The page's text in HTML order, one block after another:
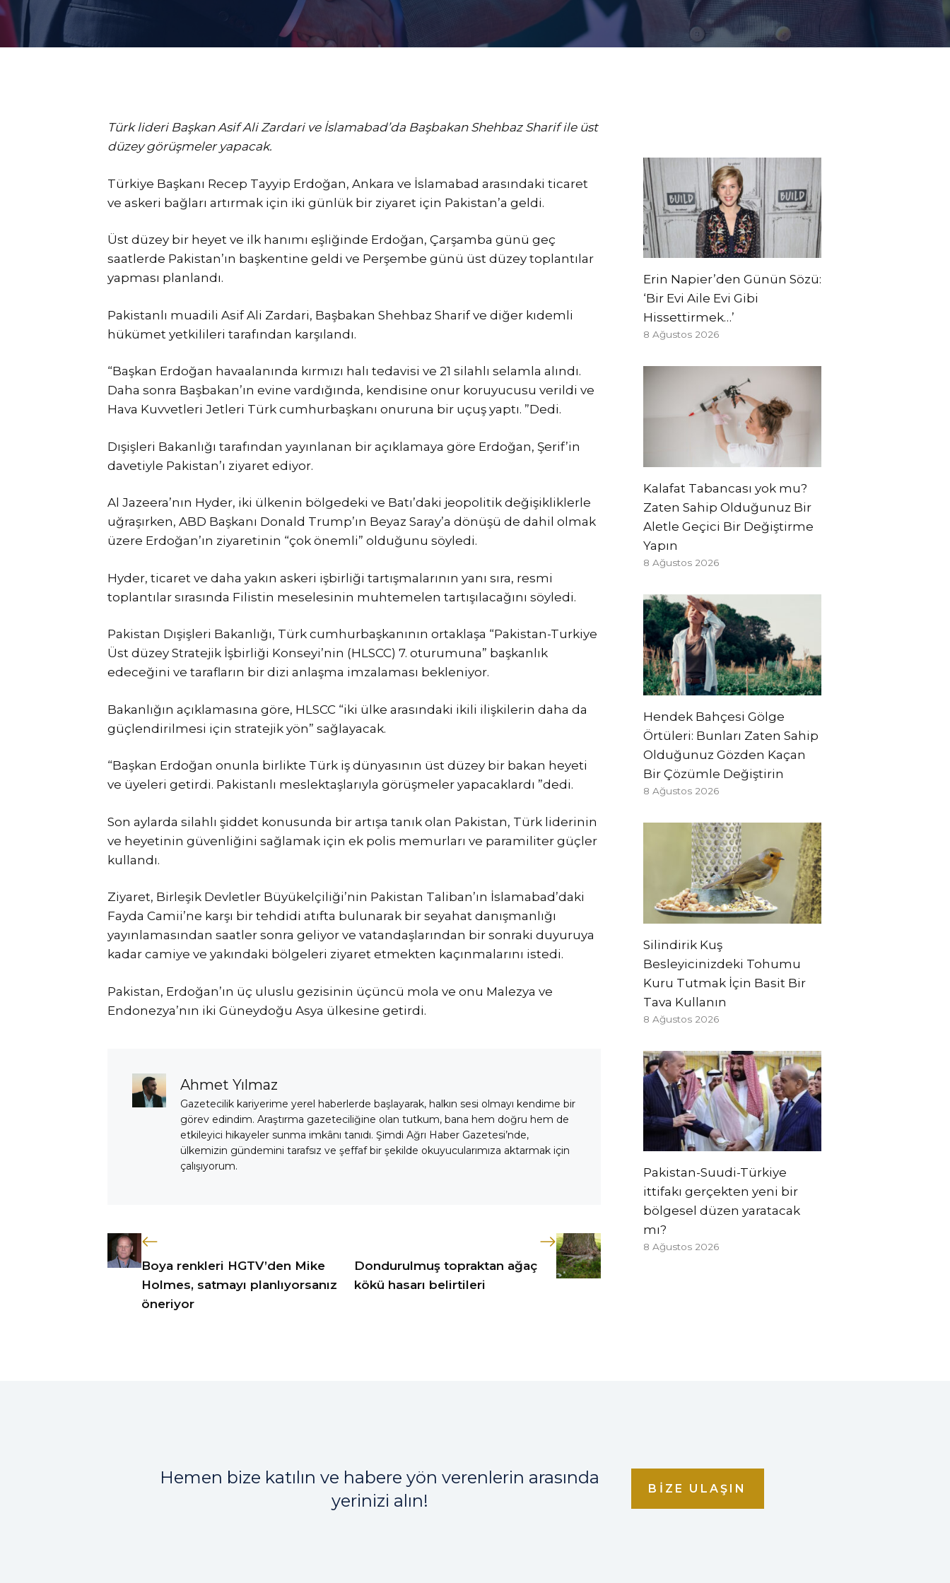
Türk lideri Başkan Asif Ali Zardari ve İslamabad’da Başbakan Shehbaz Sharif ile üst
düzey görüşmeler yapacak.
Türkiye Başkanı Recep Tayyip Erdoğan, Ankara ve İslamabad arasındaki ticaret
ve askeri bağları artırmak için iki günlük bir ziyaret için Pakistan’a geldi.
Üst düzey bir heyet ve ilk hanımı eşliğinde Erdoğan, Çarşamba günü geç
saatlerde Pakistan’ın başkentine geldi ve Perşembe günü üst düzey toplantılar
yapması planlandı.
Pakistanlı muadili Asif Ali Zardari, Başbakan Shehbaz Sharif ve diğer kıdemli
hükümet yetkilileri tarafından karşılandı.
“Başkan Erdoğan havaalanında kırmızı halı tedavisi ve 21 silahlı selamla alındı.
Daha sonra Başbakan’ın evine vardığında, kendisine onur koruyucusu verildi ve
Hava Kuvvetleri Jetleri Türk cumhurbaşkanı onuruna bir uçuş yaptı. ”Dedi.
Dışişleri Bakanlığı tarafından yayınlanan bir açıklamaya göre Erdoğan, Şerif’in
davetiyle Pakistan’ı ziyaret ediyor.
Al Jazeera’nın Hyder, iki ülkenin bölgedeki ve Batı’daki jeopolitik değişikliklerle
uğraşırken, ABD Başkanı Donald Trump’ın Beyaz Saray’a dönüşü de dahil olmak
üzere Erdoğan’ın ziyaretinin “çok önemli” olduğunu söyledi.
Hyder, ticaret ve daha yakın askeri işbirliği tartışmalarının yanı sıra, resmi
toplantılar sırasında Filistin meselesinin muhtemelen tartışılacağını söyledi.
Pakistan Dışişleri Bakanlığı, Türk cumhurbaşkanının ortaklaşa “Pakistan-Turkiye
Üst düzey Stratejik İşbirliği Konseyi’nin (HLSCC) 7. oturumuna” başkanlık
edeceğini ve tarafların bir dizi anlaşma imzalaması bekleniyor.
Bakanlığın açıklamasına göre, HLSCC “iki ülke arasındaki ikili ilişkilerin daha da
güçlendirilmesi için stratejik yön” sağlayacak.
“Başkan Erdoğan onunla birlikte Türk iş dünyasının üst düzey bir bakan heyeti
ve üyeleri getirdi. Pakistanlı meslektaşlarıyla görüşmeler yapacaklardı ”dedi.
Son aylarda silahlı şiddet konusunda bir artışa tanık olan Pakistan, Türk liderinin
ve heyetinin güvenliğini sağlamak için ek polis memurları ve paramiliter güçler
kullandı.
Ziyaret, Birleşik Devletler Büyükelçiliği’nin Pakistan Taliban’ın İslamabad’daki
Fayda Camii’ne karşı bir tehdidi atıfta bulunarak bir seyahat danışmanlığı
yayınlamasından saatler sonra geliyor ve vatandaşlarından bir sonraki duyuruya
kadar camiye ve yakındaki bölgeleri ziyaret etmekten kaçınmalarını istedi.
Pakistan, Erdoğan’ın üç uluslu gezisinin üçüncü mola ve onu Malezya ve
Endonezya’nın iki Güneydoğu Asya ülkesine getirdi.
Ahmet Yılmaz
Gazetecilik kariyerime yerel haberlerde başlayarak, halkın sesi olmayı kendime bir
görev edindim. Araştırma gazeteciliğine olan tutkum, bana hem doğru hem de
etkileyici hikayeler sunma imkânı tanıdı. Şimdi Ağrı Haber Gazetesi’nde,
ülkemizin gündemini tarafsız ve şeffaf bir şekilde okuyucularımıza aktarmak için
çalışıyorum.
Boya renkleri HGTV’den Mike
Holmes, satmayı planlıyorsanız
öneriyor
Dondurulmuş topraktan ağaç
kökü hasarı belirtileri
Erin Napier’den Günün Sözü:
‘Bir Evi Aile Evi Gibi
Hissettirmek…’
8 Ağustos 2026
Kalafat Tabancası yok mu?
Zaten Sahip Olduğunuz Bir
Aletle Geçici Bir Değiştirme
Yapın
8 Ağustos 2026
Hendek Bahçesi Gölge
Örtüleri: Bunları Zaten Sahip
Olduğunuz Gözden Kaçan
Bir Çözümle Değiştirin
8 Ağustos 2026
Silindirik Kuş
Besleyicinizdeki Tohumu
Kuru Tutmak İçin Basit Bir
Tava Kullanın
8 Ağustos 2026
Pakistan-Suudi-Türkiye
ittifakı gerçekten yeni bir
bölgesel düzen yaratacak
mı?
8 Ağustos 2026
Hemen bize katılın ve habere yön verenlerin arasında
yerinizi alın!
BIZE ULAŞIN